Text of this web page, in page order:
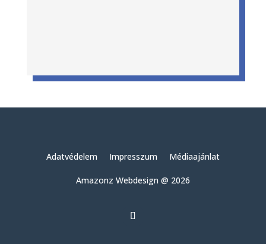
Adatvédelem Impresszum Médiaajánlat
Amazonz Webdesign @ 2026